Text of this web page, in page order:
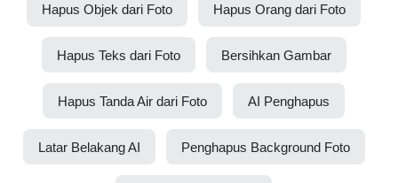
Hapus Objek dari Foto Hapus Orang dari Foto
Hapus Teks dari Foto Bersihkan Gambar
Hapus Tanda Air dari Foto AI Penghapus
Latar Belakang AI Penghapus Background Foto